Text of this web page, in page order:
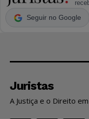
Seguir no Google
Juristas
A Justiça e o Direito